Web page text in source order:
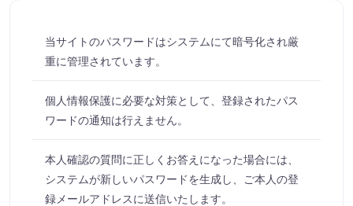
当サイトのパスワードはシステムにて暗号化され厳
重に管理されています。
個人情報保護に必要な対策として、登録されたパス
ワードの通知は行えません。
本人確認の質問に正しくお答えになった場合には、
システムが新しいパスワードを生成し、ご本人の登
録メールアドレスに送信いたします。